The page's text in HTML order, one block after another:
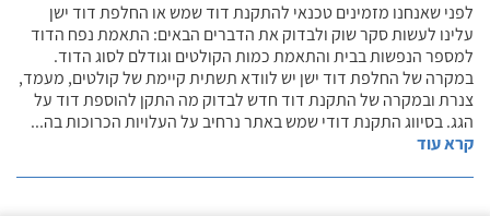
לפני שאנחנו מזמינים טכנאי להתקנת דוד שמש או החלפת דוד ישן
עלינו לעשות סקר שוק ולבדוק את הדברים הבאים: התאמת נפח הדוד
למספר הנפשות בבית והתאמת כמות הקולטים וגודלם לסוג הדוד.
במקרה של החלפת דוד ישן יש לוודא תשתית קיימת של קולטים, מעמד,
צנרת ובמקרה של התקנת דוד חדש לבדוק מה התקן להוספת דוד על
הגג. בסיווג התקנת דודי שמש באתר נרחיב על העלויות הכרוכות בה...
קרא עוד